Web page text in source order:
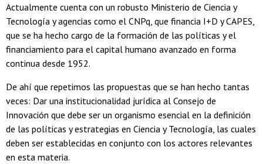
Actualmente cuenta con un robusto Ministerio de Ciencia y
Tecnología y agencias como el CNPq, que financia I+D y CAPES,
que se ha hecho cargo de la formación de las políticas y el
financiamiento para el capital humano avanzado en forma
continua desde 1952.
De ahí que repetimos las propuestas que se han hecho tantas
veces: Dar una institucionalidad jurídica al Consejo de
Innovación que debe ser un organismo esencial en la definición
de las políticas y estrategias en Ciencia y Tecnología, las cuales
deben ser establecidas en conjunto con los actores relevantes
en esta materia.